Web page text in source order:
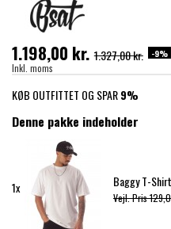
1.198,00 kr. 1.327,00 kr.
-9%
Inkl. moms
KØB OUTFITTET OG SPAR9%
Denne pakke indeholder
1x Baggy T-
Vejl. Pris